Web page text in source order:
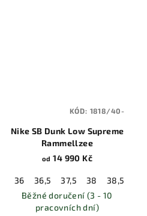
Nike SB Dunk Low Supreme
Rammellzee
od 14 990 Kč
36 36,5 37,5 38 38,5
Běžné doručení (3 - 10
pracovních dní)
KÓD: 1818/40-